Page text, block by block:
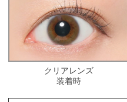
クリアレンズ
装着時